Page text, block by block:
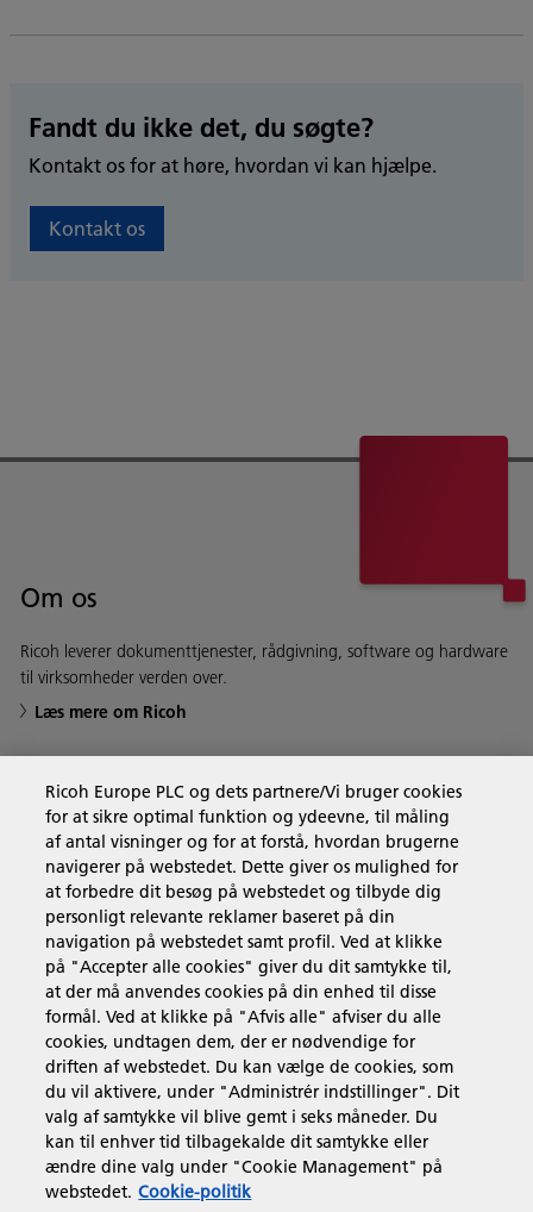
Fandt du ikke det, du søgte?
Kontakt os for at høre, hvordan vi kan hjælpe.
Kontakt os
Om os
Ricoh leverer dokumenttjenester, rådgivning, software og hardware
til virksomheder verden over.
Læs mere om Ricoh
Forretningsløsninger
Produkter og services
Support & Kontakt
Ressourcer
Følg os
Ricoh Europe PLC og dets partnere/Vi bruger cookies
for at sikre optimal funktion og ydeevne, til måling
af antal visninger og for at forstå, hvordan brugerne
navigerer på webstedet. Dette giver os mulighed for
at forbedre dit besøg på webstedet og tilbyde dig
personligt relevante reklamer baseret på din
navigation på webstedet samt profil. Ved at klikke
på "Accepter alle cookies" giver du dit samtykke til,
at der må anvendes cookies på din enhed til disse
formål. Ved at klikke på "Afvis alle" afviser du alle
cookies, undtagen dem, der er nødvendige for
driften af webstedet. Du kan vælge de cookies, som
du vil aktivere, under "Administrér indstillinger". Dit
valg af samtykke vil blive gemt i seks måneder. Du
kan til enhver tid tilbagekalde dit samtykke eller
ændre dine valg under "Cookie Management" på
webstedet. Cookie-politik